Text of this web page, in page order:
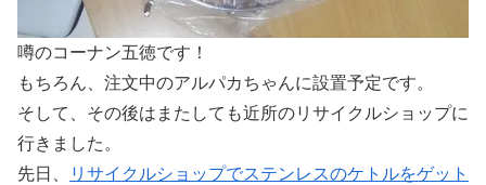
噂のコーナン五徳です！
もちろん、注文中のアルパカちゃんに設置予定です。
そして、その後はまたしても近所のリサイクルショップに
行きました。
先日、
リサイクルショップでステンレスのケトルをゲット